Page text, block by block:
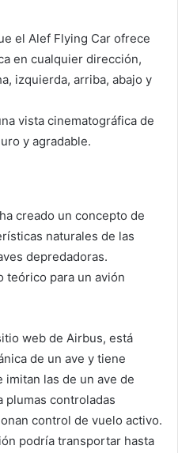
el Alef Flying Car ofrece
en cualquier dirección,
izquierda, arriba, abajo y
vista cinematográfica de
y agradable.
creado un concepto de
naturales de las
depredadoras.
teórico para un avión
web de Airbus, está
de un ave y tiene
las de un ave de
plumas controladas
control de vuelo activo.
podría transportar hasta